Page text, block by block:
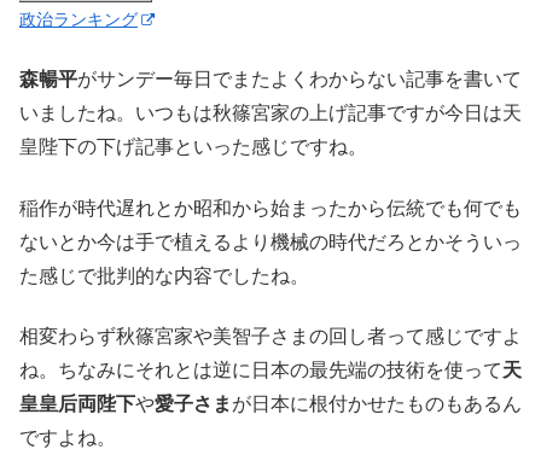
政治ランキング
森暢平がサンデー毎日でまたよくわからない記事を書いて
いましたね。いつもは秋篠宮家の上げ記事ですが今日は天
皇陛下の下げ記事といった感じですね。
稲作が時代遅れとか昭和から始まったから伝統でも何でも
ないとか今は手で植えるより機械の時代だろとかそういっ
た感じで批判的な内容でしたね。
相変わらず秋篠宮家や美智子さまの回し者って感じですよ
ね。ちなみにそれとは逆に日本の最先端の技術を使って天
皇皇后両陛下や愛子さま が日本に根付かせたものもあるん
ですよね。